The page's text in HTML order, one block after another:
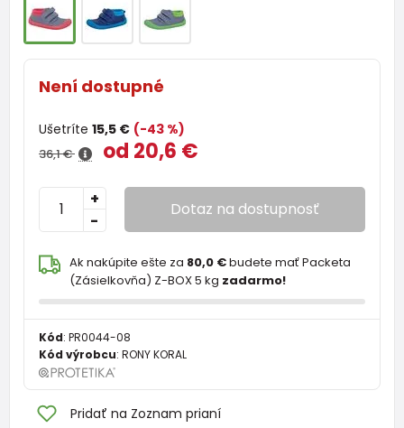
Není dostupné
Ušetríte 15,5 € (-43 %)
36,1 € od 20,6 €
-
+ Dotaz na dostupnosť
Ak nakúpite ešte za 80,0 €budete mať Packeta
(Zásielkovňa) Z-BOX 5 kg zadarmo!
Kód: PR0044-08
Kód výrobcu: RONY KORAL
Pridať na Zoznam prianí